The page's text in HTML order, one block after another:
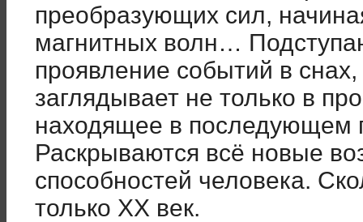
преобразующих сил,
магнитных волн…
проявление событий в
заглядывает не только в
находящее в последующем
Раскрываются всё новые
способностей человека.
только XX век.